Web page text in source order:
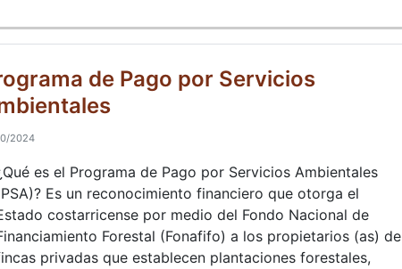
de Pago por Servicios
2024
es el Programa de Pago por Servicios Ambientales
Es un reconocimiento financiero que otorga el
costarricense por medio del Fondo Nacional de
Forestal (Fonafifo) a los propietarios (as) de
privadas que establecen plantaciones forestales,